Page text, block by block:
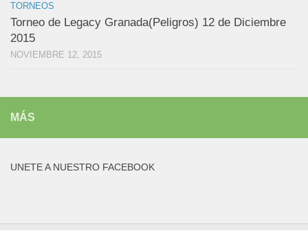
TORNEOS
Torneo de Legacy Granada(Peligros) 12 de Diciembre
2015
NOVIEMBRE 12, 2015
MÁS
UNETE A NUESTRO FACEBOOK